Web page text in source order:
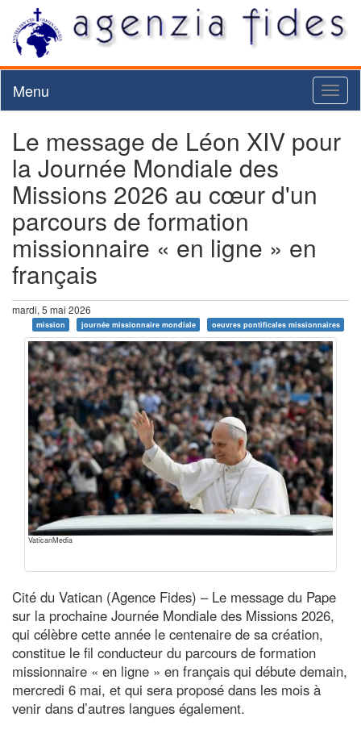
Menu
Le message de Léon XIV pour
la Journée Mondiale des
Missions 2026 au cœur d'un
parcours de formation
missionnaire « en ligne » en
français
mardi, 5 mai 2026
mission journée missionnaire mondiale oeuvres pontificales missionnaires
VaticanMedia
Cité du Vatican (Agence Fides) – Le message du Pape
sur la prochaine Journée Mondiale des Missions 2026,
qui célèbre cette année le centenaire de sa création,
constitue le fil conducteur du parcours de formation
missionnaire « en ligne » en français qui débute demain,
mercredi 6 mai, et qui sera proposé dans les mois à
venir dans d’autres langues également.